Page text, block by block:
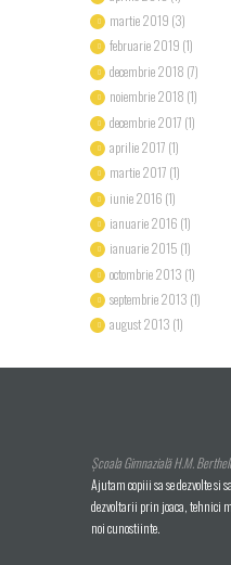
martie 2019 (3)
februarie 2019 (1)
decembrie 2018 (7)
noiembrie 2018 (1)
decembrie 2017 (1)
aprilie 2017 (1)
martie 2017 (1)
iunie 2016 (1)
ianuarie 2016 (1)
ianuarie 2015 (1)
octombrie 2013 (1)
septembrie 2013 (1)
august 2013 (1)
Școala Gimnazială H.M.
Ajutam copiii sa se dezvolte si
dezvoltarii prin joaca, tehnici
noi cunostiinte.